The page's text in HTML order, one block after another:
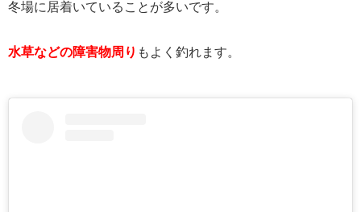
冬場に居着いていることが多いです。
水草などの障害物周り もよく釣れます。